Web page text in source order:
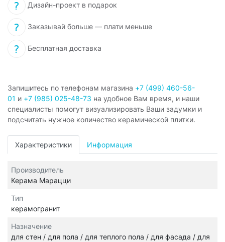
Дизайн-проект в подарок
Заказывай больше — плати меньше
Бесплатная доставка
Запишитесь по телефонам магазина +7 (499) 460-56-
01 и +7 (985) 025-48-73 на удобное Вам время, и наши
специалисты помогут визуализировать Ваши задумки и
подсчитать нужное количество керамической плитки.
Характеристики Информация
Производитель
Керама Марацци
Тип
керамогранит
Назначение
для стен / для пола / для теплого пола / для фасада / для